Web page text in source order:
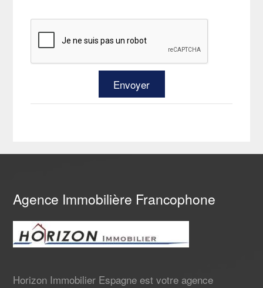
Agence Immobilière Francophone
Horizon Immobilier Espagne est votre agence